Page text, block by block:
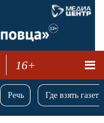
16+
Речь Где взять